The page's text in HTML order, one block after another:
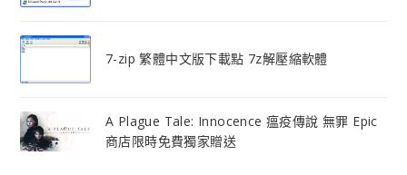
7-zip 繁體中文版下載點 7z解壓縮軟體
A Plague Tale: Innocence 瘟疫傳說 無罪 Epic
商店限時免費獨家贈送